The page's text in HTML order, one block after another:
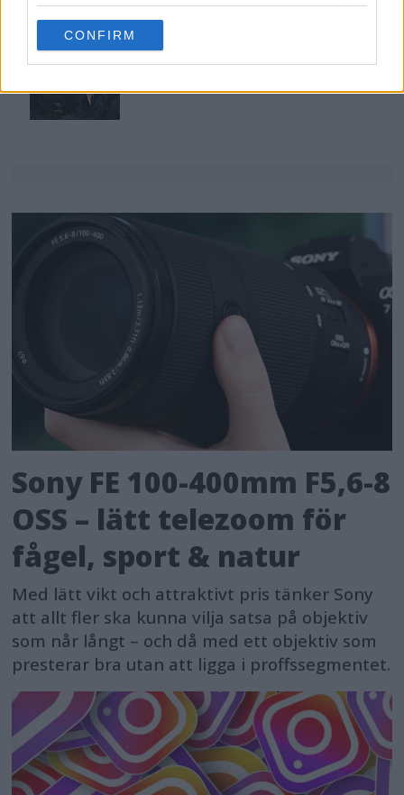
use your data for below specified purposes in below Google
consent section.
CONFIRM
naket med integritet
Sony FE 100-400mm F5,6-8
OSS – lätt telezoom för
fågel, sport & natur
Med lätt vikt och attraktivt pris tänker Sony
att allt fler ska kunna vilja satsa på objektiv
som når långt – och då med ett objektiv som
presterar bra utan att ligga i proffssegmentet.